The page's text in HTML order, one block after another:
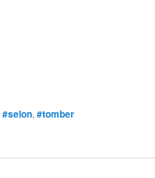
#selon, #tomber